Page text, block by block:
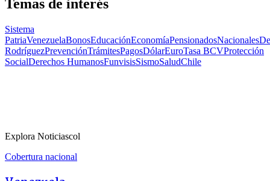
Temas de interés
Sistema
PatriaVenezuelaBonosEducaciónEconomíaPensionadosNacionales
RodríguezPrevenciónTrámitesPagosDólarEuroTasa BCVProtección
SocialDerechos HumanosFunvisisSismoSaludChile
Explora Noticiascol
Cobertura nacional